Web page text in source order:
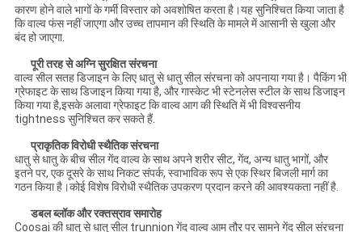
कारण होने वाले भागों के गर्मी विस्तार को अवशोषित करता है।यह सुनिश्चित किया जाता है
कि वाल्व फंस नहीं जाएगा और उच्च तापमान की स्थिति के मामले में आसानी से खुला और
बंद हो जाएगा.
पूरी तरह से अग्नि सुरक्षित संरचना
वाल्व सील सतह डिजाइन के लिए धातु से धातु सील संरचना को अपनाया गया है। पैकिंग भी
ग्रेफाइट के साथ डिजाइन किया गया है, और गास्केट भी स्टेनलेस स्टील के साथ डिजाइन
किया गया है,इसके अलावा ग्रेफाइट कि वाल्व आग की स्थिति में भी विश्वसनीय
tightness सुनिश्चित कर सकते हैं.
प्राकृतिक विरोधी स्थैतिक संरचना
धातु से धातु के बीच सील गेंद वाल्व के साथ अपने शरीर सीट, गेंद, अन्य धातु भागों, और
इतने पर, एक दूसरे के साथ निकट संपर्क, स्वाभाविक रूप से एक स्थिर बिजली मार्ग का
गठन किया है।कोई विशेष विरोधी स्थैतिक उपकरण प्रदान करने की आवश्यकता नहीं है.
डबल ब्लॉक और रक्तस्राव समारोह
Coosai की धातु से धातु सील trunnion गेंद वाल्व आम तौर पर सामने गेंद सील संरचना